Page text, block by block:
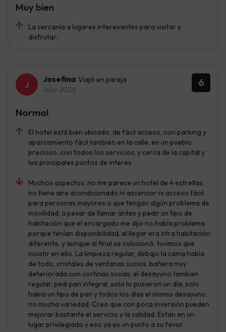
La cercanía a lugares interesantes para visitar y
disfrutar.
Muy bien
6
Josefina Viajó en pareja
Julio 2026
El hotel está bien ubicado, de fácil acceso, con parking y
aparcamiento fácil también en la calle, en un pueblo
precioso, con todos los servicios, y cerca de la capital y
los principales puntos de interés
Muchos aspectos, no me parece un hotel de 4 estrellas,
no tiene aire acondicionado ni ascensor ni acceso fácil
para personas mayores o que tengan algún problema de
movilidad, a pesar de llamar antes y pedir un tipo de
habitación que el encargado me dijo no había problema
porque tenían disponibilidad, al llegar era otra habitación
diferente, y aunque al final se solucionó, tuvimos que
insistir en ello. La limpieza regular, debajo la cama había
de todo, cristales de ventanas sucios, bañera muy
deteriorada con cortinas sucias, el desayuno tambien
regular, pedi pan integral, solo lo pusieron un día, solo
habia un tipo de pan y todos los días el mismo desayuno,
no mucha variedad. Creo que con poca inversión pueden
mejorar bastante el servicio y la calidad. Estan en un
lugar privilegiado y eso ya es un punto a su favor
Normal